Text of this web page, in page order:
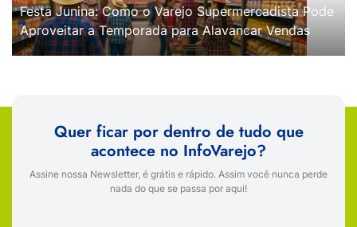
Festa Junina: Como o Varejo Supermercadista Pode
Aproveitar a Temporada para Alavancar Vendas
Quer ficar por dentro de tudo que
acontece no InfoVarejo?
Assine nossa Newsletter, é grátis e rápido. Assim você nunca perde
nada do que se passa por aqui!